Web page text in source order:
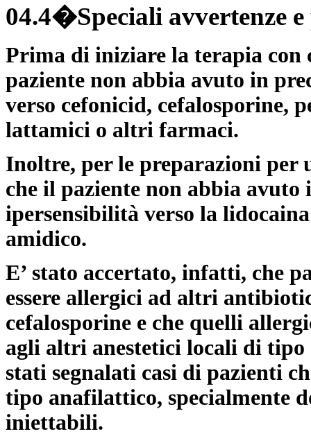
04.4�Speciali avvertenze
Prima di iniziare la terapia con
paziente non abbia avuto in
verso cefonicid, cefalosporine,
lattamici o altri farmaci.
Inoltre, per le preparazioni per
che il paziente non abbia avuto
ipersensibilità verso la
amidico.
E’ stato accertato, infatti, che
essere allergici ad altri
cefalosporine e che quelli
agli altri anestetici locali di
stati segnalati casi di pazienti
tipo anafilattico, specialmente
iniettabili.